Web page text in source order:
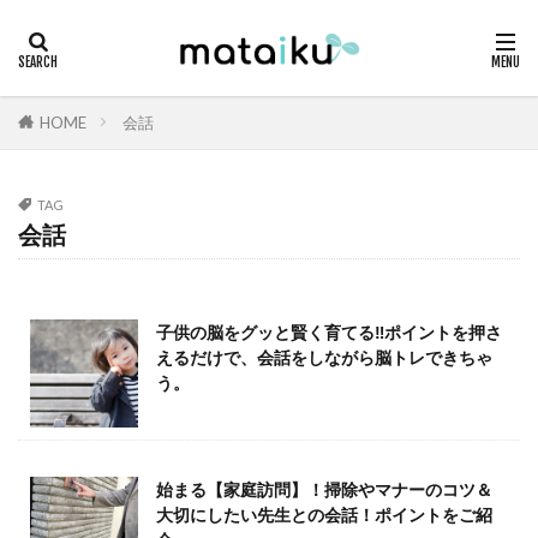
HOME 会話
TAG
会話
子供の脳をグッと賢く育てる‼ポイントを押さ
えるだけで、会話をしながら脳トレできちゃ
う。
始まる【家庭訪問】！掃除やマナーのコツ＆
大切にしたい先生との会話！ポイントをご紹